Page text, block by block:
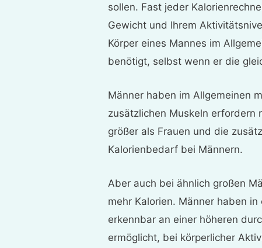
sollen. Fast jeder
Gewicht und Ihrem
Körper eines Mannes im
benötigt, selbst wenn er die
Männer haben im Allgemeinen
zusätzlichen Muskeln erfordern
größer als Frauen und die
Kalorienbedarf bei Männern.
Aber auch bei ähnlich großen
mehr Kalorien. Männer haben
erkennbar an einer höheren
ermöglicht, bei körperlicher